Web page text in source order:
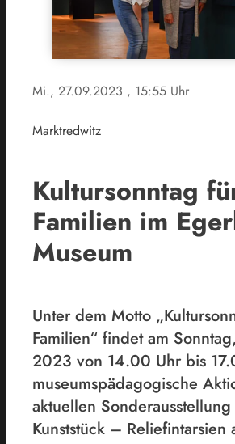
Mi., 27.09.2023 , 15:55 Uhr
Marktredwitz
Kultursonntag
Familien im
Museum
Unter dem Motto
Familien“ findet am
2023 von 14.00 Uhr bis
museumspädagogische
aktuellen
Kunststück – Reliefintarsien